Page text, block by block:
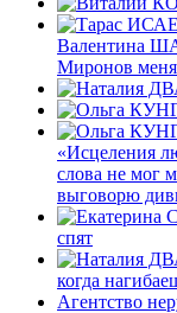
Валентина
Миронов
«Исцеления
слова не мог
выговорю
спят
когда
Агентство